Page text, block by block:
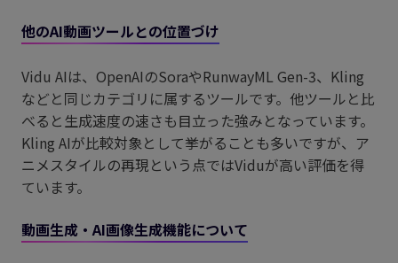
他のAI動画ツールとの位置づけ
Vidu AIは、OpenAIのSoraやRunwayML Gen-3、Kling
などと同じカテゴリに属するツールです。他ツールと比
べると生成速度の速さも目立った強みとなっています。
Kling AIが比較対象として挙がることも多いですが、ア
ニメスタイルの再現という点ではViduが高い評価を得
ています。
動画生成・AI画像生成機能について